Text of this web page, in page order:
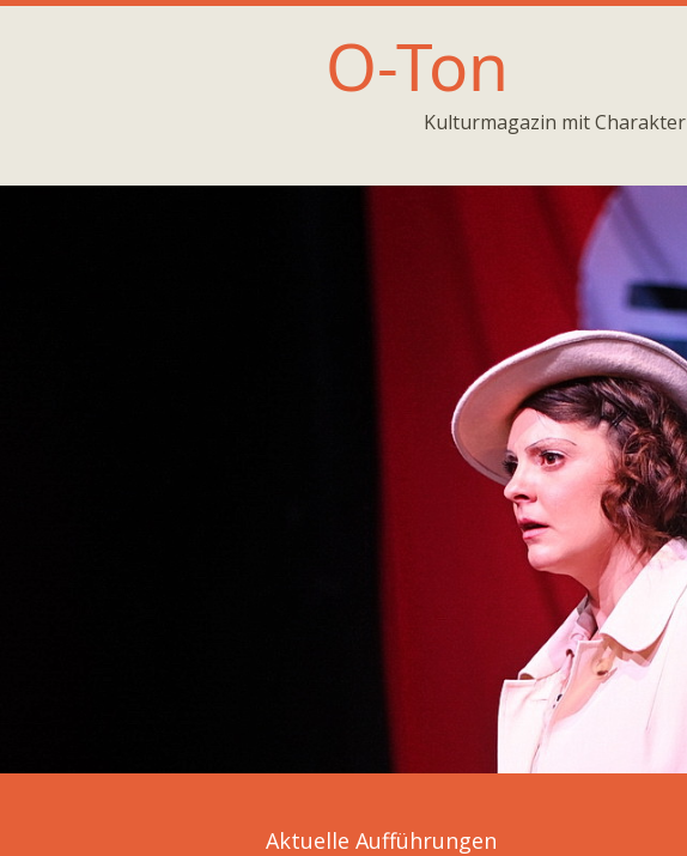
O-Ton
Kulturmagazin mit Charakter
Aktuelle Aufführungen